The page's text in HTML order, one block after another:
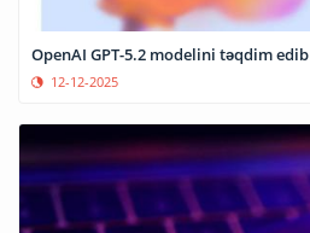
OpenAI GPT-5.2 modelini təqdim edib
12-12-2025